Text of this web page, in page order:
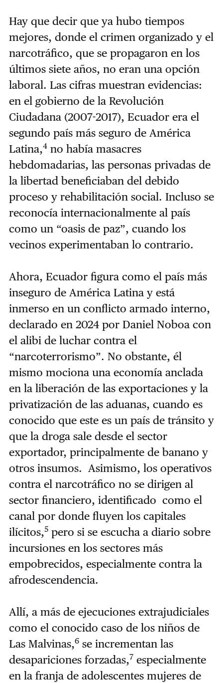
Hay que decir que ya hubo tiempos
mejores, donde el crimen organizado y el
narcotráfico, que se propagaron en los
últimos siete años, no eran una opción
laboral. Las cifras muestran evidencias:
en el gobierno de la Revolución
Ciudadana (2007-2017), Ecuador era el
segundo país más seguro de América
Latina,4 no había masacres
hebdomadarias, las personas privadas de
la libertad beneficiaban del debido
proceso y rehabilitación social. Incluso se
reconocía internacionalmente al país
como un “oasis de paz”, cuando los
vecinos experimentaban lo contrario.
Ahora, Ecuador figura como el país más
inseguro de América Latina y está
inmerso en un conflicto armado interno,
declarado en 2024 por Daniel Noboa con
el alibi de luchar contra el
“narcoterrorismo”. No obstante, él
mismo mociona una economía anclada
en la liberación de las exportaciones y la
privatización de las aduanas, cuando es
conocido que este es un país de tránsito y
que la droga sale desde el sector
exportador, principalmente de banano y
otros insumos. Asimismo, los operativos
contra el narcotráfico no se dirigen al
sector financiero, identificado como el
canal por donde fluyen los capitales
ilícitos,5 pero si se escucha a diario sobre
incursiones en los sectores más
empobrecidos, especialmente contra la
afrodescendencia.
Allí, a más de ejecuciones extrajudiciales
como el conocido caso de los niños de
Las Malvinas,6 se incrementan las
desapariciones forzadas,7 especialmente
en la franja de adolescentes mujeres de